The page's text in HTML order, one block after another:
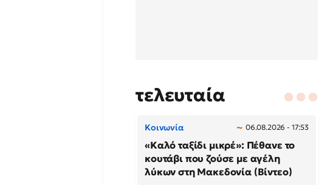
τελευταία
Κοινωνία 06.08.2026 - 17:53
«Καλό ταξίδι μικρέ»: Πέθανε το
κουτάβι που ζούσε με αγέλη
λύκων στη Μακεδονία (Βίντεο)